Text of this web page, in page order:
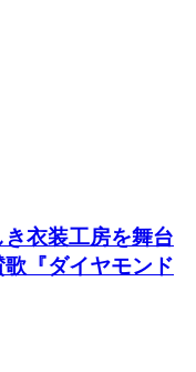
き衣装工房を舞台
『ダイヤモンド